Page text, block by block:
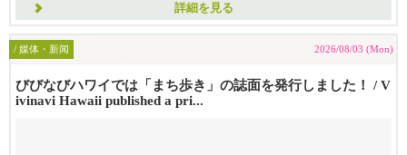
詳細を見る
/ 媒体・新闻 2026/08/03 (Mon)
びびなびハワイでは「まち歩き」の誌面を発行しました！ / V
ivinavi Hawaii published a pri...